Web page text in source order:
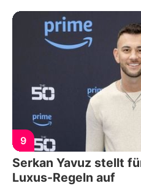
9
Serkan Yavuz stellt
Luxus-Regeln auf